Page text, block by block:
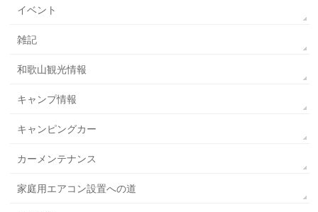
イベント
雑記
和歌山観光情報
キャンプ情報
キャンピングカー
カーメンテナンス
家庭用エアコン設置への道